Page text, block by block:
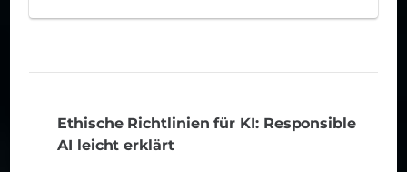
Ethische Richtlinien für KI: Responsible
AI leicht erklärt